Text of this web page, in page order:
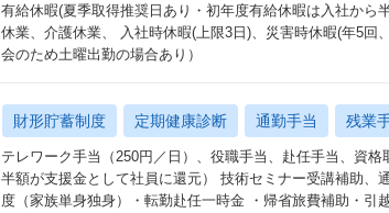
有給休暇(夏季取得推奨日あり・初年度有給休暇は入社か
休業、介護休業、 入社時休暇(上限3日)、災害時休暇(年5
会のため土曜出勤の場合あり）
財形貯蓄制度 定期健康診断 通勤手当 残業
テレワーク手当（250円／日）、役職手当、赴任手当、資
半額が支援金として社員に還元） 技術セミナー受講補助、
度（家族単身独身）・転勤赴任一時金 ・帰省旅費補助・